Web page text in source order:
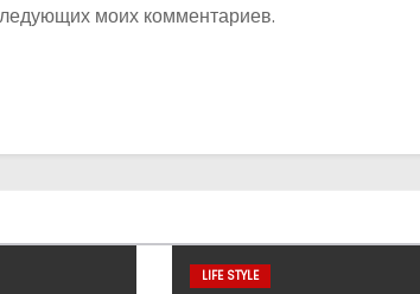
моих комментариев.
LIFE STYLE